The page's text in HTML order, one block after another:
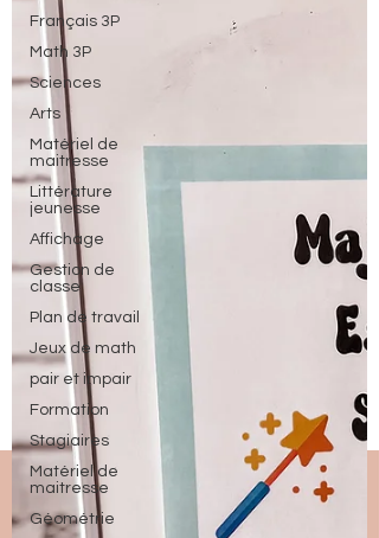
Français 3P
Math 3P
Sciences
Arts
Matériel de
maitresse
Littérature
jeunesse
Affichage
Gestion de
classe
Plan de travail
Jeux de math
pair et impair
Formation
Stagiaires
Matériel de
maitresse
Géométrie